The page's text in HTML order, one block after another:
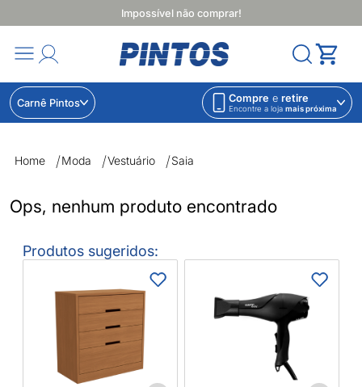
Impossível não comprar!
Carnê Pintos Compre e retire
Encontre a loja mais próxima
Home
Moda Vestuário Saia
Ops, nenhum produto encontrado
Produtos sugeridos: